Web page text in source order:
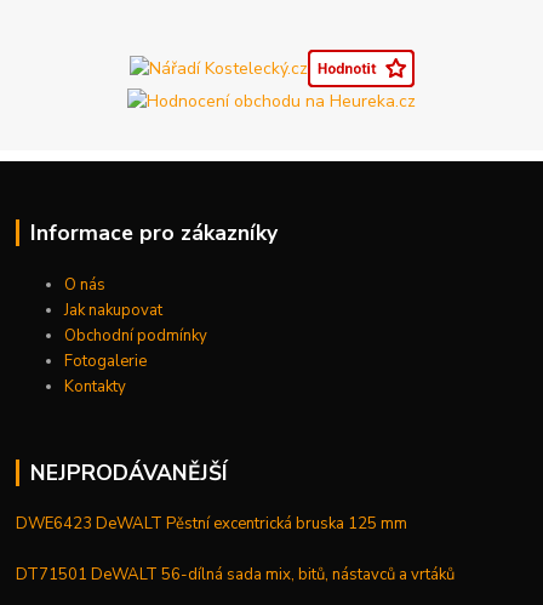
Informace pro zákazníky
O nás
Jak nakupovat
Obchodní podmínky
Fotogalerie
Kontakty
NEJPRODÁVANĚJŠÍ
DWE6423 DeWALT Pěstní excentrická bruska 125 mm
DT71501 DeWALT 56-dílná sada mix, bitů, nástavců a vrtáků